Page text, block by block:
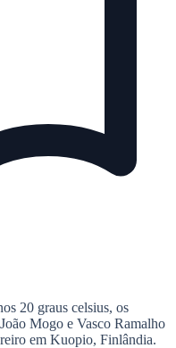
20 graus celsius, os
Mogo e Vasco Ramalho
em Kuopio, Finlândia.